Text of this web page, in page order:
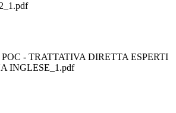
POC - TRATTATIVA DIRETTA ESPERTI
INGLESE_1.pdf